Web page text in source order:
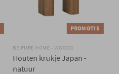
PROMOTIE
BE PURE HOME - WOOOD
Houten krukje Japan -
natuur